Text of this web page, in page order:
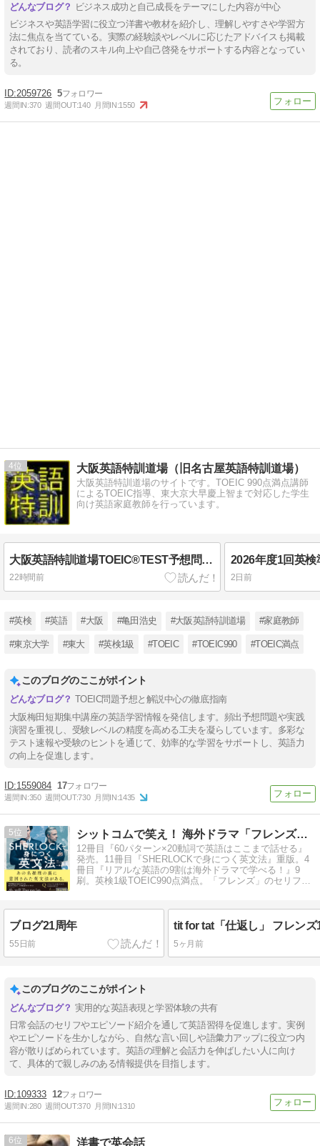
ビジネス成功と自己成長をテーマにした内容が中心
ビジネスや英語学習に役立つ洋書や教材を紹介し、理解しやすさや学習方
法に焦点を当てている。実際の経験談やレベルに応じたアドバイスも掲載
されており、読者のスキル向上や自己啓発をサポートする内容となってい
る。
2059726 5
週間IN:370 週間OUT:140 月間IN:1550
4 大阪英語特訓道場（旧名古屋英語特訓道場）
大阪英語特訓道場のサイトです。TOEIC 990点満点講師
によるTOEIC指導、東大京大早慶上智まで対応した学生
向け英語家庭教師を行っています。
大阪英語特訓道場TOEIC®TEST予想問題 No. 712
22時間前 2日前
#英検 #英語 #大阪 #亀田浩史 #大阪英語特訓道場 #家庭教師
#東京大学 #東大 #英検1級 #TOEIC #TOEIC990 #TOEIC満点
このブログのここがポイント
TOEIC問題予想と解説中心の徹底指南
大阪梅田短期集中講座の英語学習情報を発信します。頻出予想問題や実践
演習を重視し、受験レベルの精度を高める工夫を凝らしています。多彩な
テスト速報や受験のヒントを通じて、効率的な学習をサポートし、英語力
の向上を促進します。
1559084 17
週間IN:350 週間OUT:730 月間IN:1435
5 シットコムで笑え！ 海外ドラマ「フレンズ」英語攻略ガイド
12冊目『60パターン×20動詞で英語はここまで話せる』
発売。11冊目『SHERLOCKで身につく英文法』重版。4
冊目『リアルな英語の9割は海外ドラマで学べる！』9
刷。英検1級TOEIC990点満点。「フレンズ」のセリフを
ブログ21周年
55日前
tit for tat「仕返し」 フレンズ
5ヶ月前
このブログのここがポイント
実用的な英語表現と学習体験の共有
日常会話のセリフやエピソード紹介を通して英語習得を促進します。実例
やエピソードを生かしながら、自然な言い回しや語彙力アップに役立つ内
容が散りばめられています。英語の理解と会話力を伸ばしたい人に向け
て、具体的で親しみのある情報提供を目指します。
109333 12
週間IN:280 週間OUT:370 月間IN:1310
6 洋書で英会話